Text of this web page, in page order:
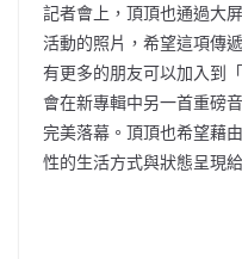
記者會上，頂頂也通過大
活動的照片，希望這項傳
有更多的朋友可以加入到
會在新專輯中另一首重磅
完美落幕。頂頂也希望藉
性的生活方式與狀態呈現